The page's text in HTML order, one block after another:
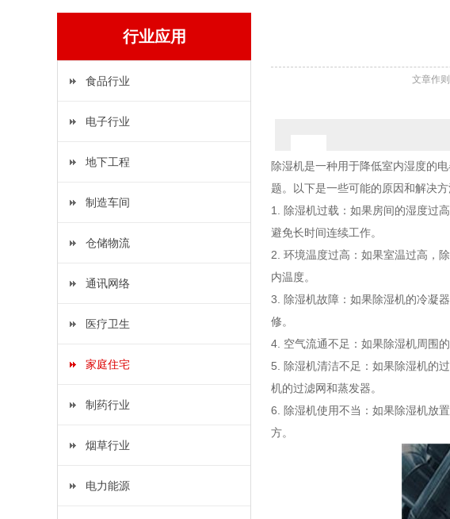
行业应用
食品行业
电子行业
地下工程
制造车间
仓储物流
通讯网络
医疗卫生
家庭住宅
制药行业
烟草行业
电力能源
文章作
除湿机是一种用于降低室内湿度的
题。以下是一些可能的原因和解决方
1. 除湿机过载：如果房间的湿度过
避免长时间连续工作。
2. 环境温度过高：如果室温过高，
内温度。
3. 除湿机故障：如果除湿机的冷凝
修。
4. 空气流通不足：如果除湿机周围
5. 除湿机清洁不足：如果除湿机的
机的过滤网和蒸发器。
6. 除湿机使用不当：如果除湿机放
方。